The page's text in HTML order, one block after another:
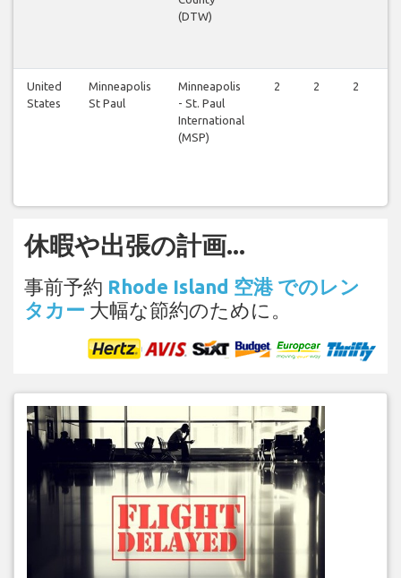
(DTW)
United
States
Minneapolis
St Paul
Minneapolis
- St. Paul
International
(MSP)
2 2 2
休暇や出張の計画...
事前予約 Rhode Island 空港 でのレン
タカー 大幅な節約のために。